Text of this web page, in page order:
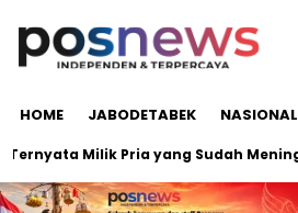
HOME JABODETABEK NASIONAL
Milik Pria yang Sudah Meninggal